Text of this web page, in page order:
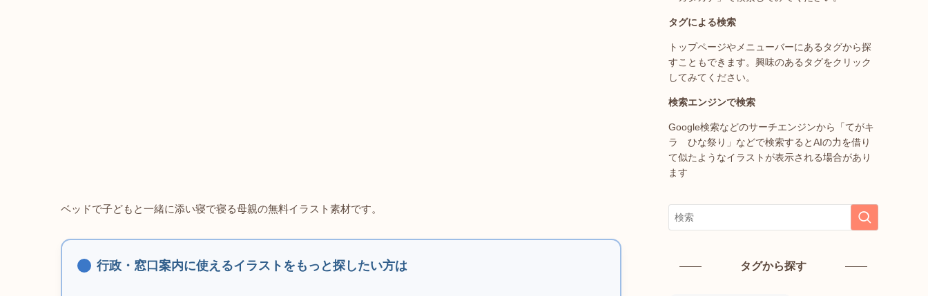
ベッドで子どもと一緒に添い寝で寝る母親の無料イラスト素材です。
行政・窓口案内に使えるイラストをもっと探したい方は
タグによる検索
トップページやメニューバーにあるタグから探
すこともできます。興味のあるタグをクリック
してみてください。
検索エンジンで検索
Google検索などのサーチエンジンから「てがキ
ラ ひな祭り」などで検索するとAIの力を借り
て似たようなイラストが表示される場合があり
ます
タグから探す